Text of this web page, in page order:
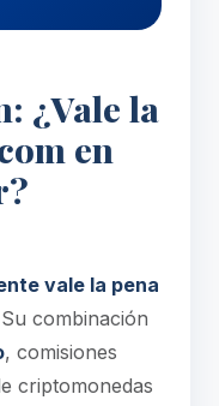
¿Vale la
en
vale la pena
combinación
, comisiones
criptomonedas